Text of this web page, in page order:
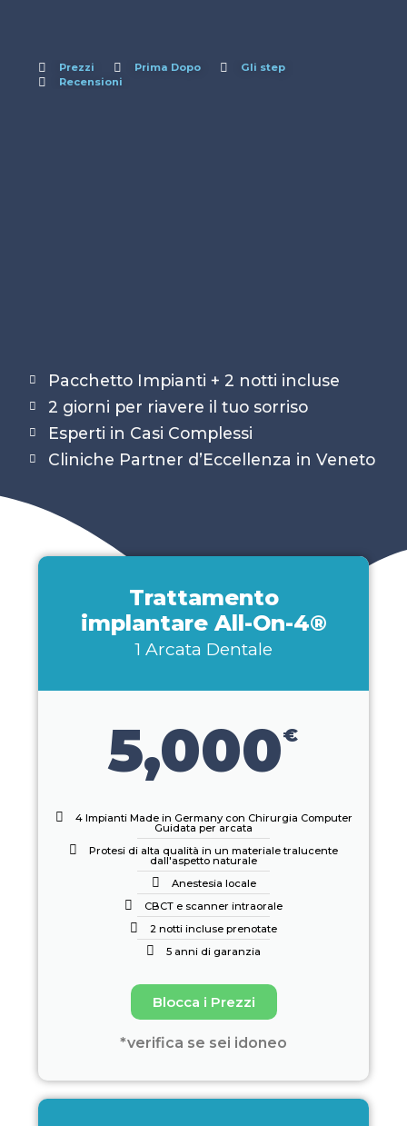
Prezzi Prima Dopo
Gli step
Recensioni
Pacchetto Impianti + 2 notti incluse
2 giorni per riavere il tuo sorriso
Esperti in Casi Complessi
Cliniche Partner d’Eccellenza in Veneto
Trattamento
implantare All-On-4®
1 Arcata Dentale
5,000€
4 Impianti Made in Germany con Chirurgia Computer
Guidata per arcata
Protesi di alta qualità in un materiale tralucente
dall'aspetto naturale
Anestesia locale
CBCT e scanner intraorale
2 notti incluse prenotate
5 anni di garanzia
Blocca i Prezzi
*verifica se sei idoneo